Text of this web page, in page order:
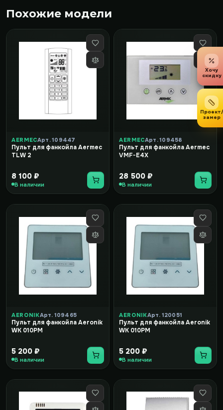
Похожие модели
AERMECАрт. 109447
Пульт для фанкойла Aermec
TLW 2
8 100 ₽
В наличии
AERMECАрт. 109458
Пульт для фанкойла Aermec
VMF-E4X
28 500 ₽
В наличии
AERONIKАрт. 109465
Пульт для фанкойла Aeronik
WK 010PM
5 200 ₽
В наличии
AERONIKАрт. 120051
Пульт для фанкойла Aeronik
WK 010PM
5 200 ₽
В наличии
Хочу
скидку
Проект/
замер